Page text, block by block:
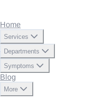
Home
Services
Departments
Symptoms
Blog
More